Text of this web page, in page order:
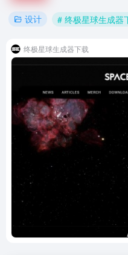
设计 # 终极星球生成器
终极星球生成器下载